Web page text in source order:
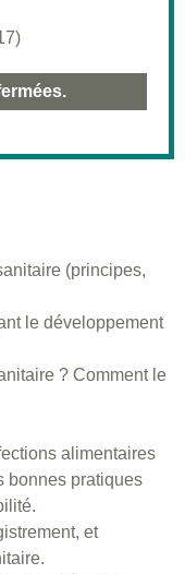
(principes,
le développement
? Comment le
alimentaires
bonnes pratiques
et